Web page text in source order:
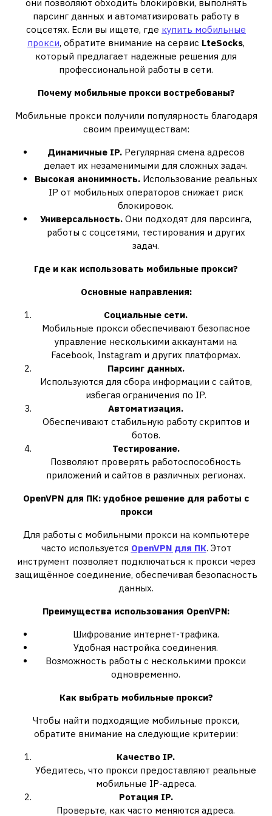
они позволяют обходить блокировки, выполнять
парсинг данных и автоматизировать работу в
соцсетях. Если вы ищете, где купить мобильные
прокси, обратите внимание на сервис LteSocks,
который предлагает надежные решения для
профессиональной работы в сети.
Почему мобильные прокси востребованы?
Мобильные прокси получили популярность благодаря
своим преимуществам:
Динамичные IP.Регулярная смена адресов
делает их незаменимыми для сложных задач.
Высокая анонимность.Использование реальных
IP от мобильных операторов снижает риск
блокировок.
Универсальность. Они подходят для парсинга,
работы с соцсетями, тестирования и других
задач.
Где и как использовать мобильные прокси?
Основные направления:
Социальные сети.
Мобильные прокси обеспечивают безопасное
управление несколькими аккаунтами на
Facebook, Instagram и других платформах.
Парсинг данных.
Используются для сбора информации с сайтов,
избегая ограничения по IP.
Автоматизация.
Обеспечивают стабильную работу скриптов и
ботов.
Тестирование.
Позволяют проверять работоспособность
приложений и сайтов в различных регионах.
OpenVPN для ПК: удобное решение для работы с
прокси
Для работы с мобильными прокси на компьютере
часто используется OpenVPN для ПК. Этот
инструмент позволяет подключаться к прокси через
защищённое соединение, обеспечивая безопасность
данных.
Преимущества использования OpenVPN:
Шифрование интернет-трафика.
Удобная настройка соединения.
Возможность работы с несколькими прокси
одновременно.
Как выбрать мобильные прокси?
Чтобы найти подходящие мобильные прокси,
обратите внимание на следующие критерии:
Качество IP.
Убедитесь, что прокси предоставляют реальные
мобильные IP-адреса.
Ротация IP.
Проверьте, как часто меняются адреса.